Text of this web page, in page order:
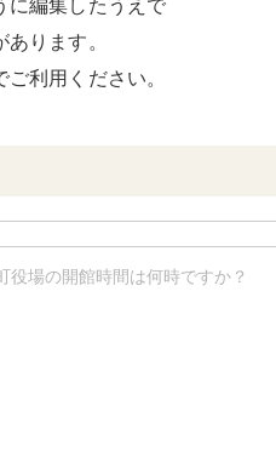
に編集したうえで
ります。
利用ください。